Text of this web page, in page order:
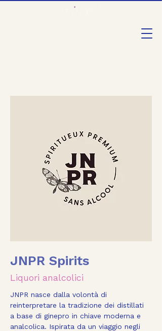
JNPR Spirits
Liquori analcolici
JNPR nasce dalla volontà di
reinterpretare la tradizione dei distillati
a base di ginepro in chiave moderna e
analcolica. Ispirata da un viaggio negli